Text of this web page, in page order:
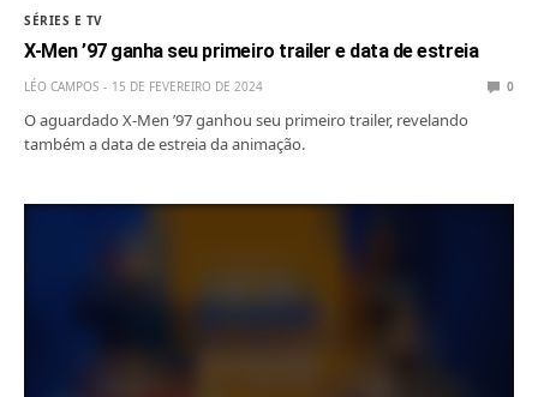
SÉRIES E TV
X-Men ’97 ganha seu primeiro trailer e data de estreia
LÉO CAMPOS 15 DE FEVEREIRO DE 2024 0
O aguardado X-Men ’97 ganhou seu primeiro trailer, revelando
também a data de estreia da animação.